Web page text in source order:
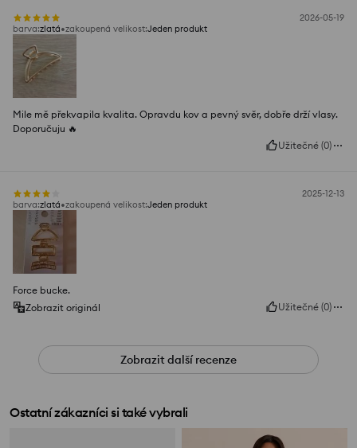
2026-05-19
barva:zlatá zakoupená velikost:Jeden produkt
Mile mě překvapila kvalita. Opravdu kov a pevný svěr, dobře drží vlasy.
Doporučuju 🔥
Užitečné (0)
2025-12-13
barva:zlatá zakoupená velikost:Jeden produkt
Force bucke.
Zobrazit originál
Užitečné (0)
Zobrazit další recenze
Ostatní zákazníci si také vybrali